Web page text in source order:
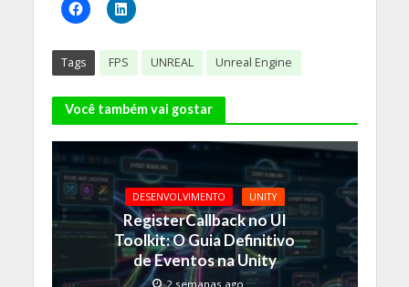
Tags FPS UNREAL Unreal Engine
Você também vai gostar
DESENVOLVIMENTO UNITY
RegisterCallback no UI
Toolkit: O Guia Definitivo
de Eventos na Unity
2 semanas ago